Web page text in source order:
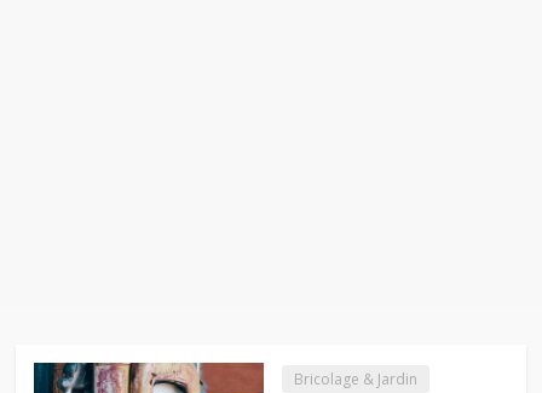
Bricolage & Jardin